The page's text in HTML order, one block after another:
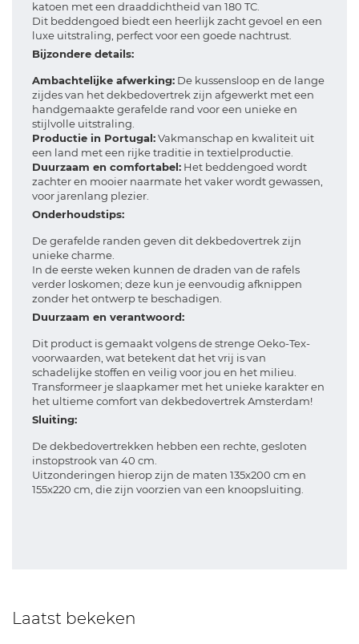
katoen met een draaddichtheid van 180 TC.
Dit beddengoed biedt een heerlijk zacht gevoel en een
luxe uitstraling, perfect voor een goede nachtrust.
Bijzondere details:
Ambachtelijke afwerking: De kussensloop en de lange
zijdes van het dekbedovertrek zijn afgewerkt met een
handgemaakte gerafelde rand voor een unieke en
stijlvolle uitstraling.
Productie in Portugal:Vakmanschap en kwaliteit uit
een land met een rijke traditie in textielproductie.
Duurzaam en comfortabel: Het beddengoed wordt
zachter en mooier naarmate het vaker wordt gewassen,
voor jarenlang plezier.
Onderhoudstips:
De gerafelde randen geven dit dekbedovertrek zijn
unieke charme.
In de eerste weken kunnen de draden van de rafels
verder loskomen; deze kun je eenvoudig afknippen
zonder het ontwerp te beschadigen.
Duurzaam en verantwoord:
Dit product is gemaakt volgens de strenge Oeko-Tex-
voorwaarden, wat betekent dat het vrij is van
schadelijke stoffen en veilig voor jou en het milieu.
Transformeer je slaapkamer met het unieke karakter en
het ultieme comfort van dekbedovertrek Amsterdam!
Sluiting:
De dekbedovertrekken hebben een rechte, gesloten
instopstrook van 40 cm.
Uitzonderingen hierop zijn de maten 135x200 cm en
155x220 cm, die zijn voorzien van een knoopsluiting.
Laatst bekeken